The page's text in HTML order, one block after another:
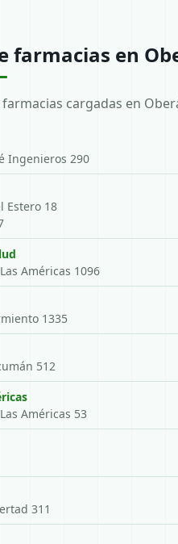
farmacias en
cargadas en
Ingenieros 290
Estero 18
Américas 1096
1335
512
Américas 53
311